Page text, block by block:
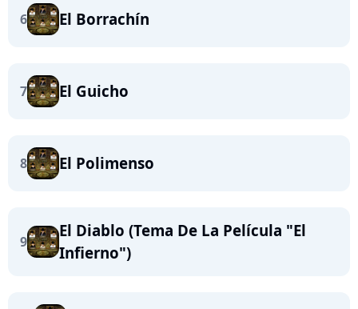
6 El Borrachín
7 El Guicho
8 El Polimenso
9
El Diablo (Tema De La Película "El
Infierno")